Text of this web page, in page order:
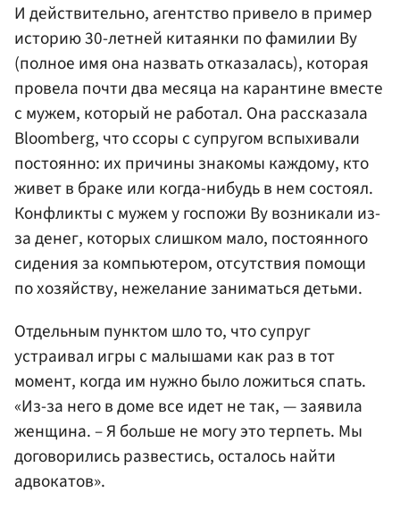
И действительно, агентство привело в пример
историю 30-летней китаянки по фамилии Ву
(полное имя она назвать отказалась), которая
провела почти два месяца на карантине вместе
с мужем, который не работал. Она рассказала
Bloomberg, что ссоры с супругом вспыхивали
постоянно: их причины знакомы каждому, кто
живет в браке или когда-нибудь в нем состоял.
Конфликты с мужем у госпожи Ву возникали из-
за денег, которых слишком мало, постоянного
сидения за компьютером, отсутствия помощи
по хозяйству, нежелание заниматься детьми.
Отдельным пунктом шло то, что супруг
устраивал игры с малышами как раз в тот
момент, когда им нужно было ложиться спать.
«Из-за него в доме все идет не так, — заявила
женщина. – Я больше не могу это терпеть. Мы
договорились развестись, осталось найти
адвокатов».